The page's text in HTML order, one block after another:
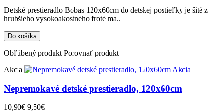
Detské prestieradlo Bobas 120x60cm do detskej postieľky je šité z
hrubšieho vysokoakostného froté ma..
Obľúbený produkt Porovnať produkt
Akcia
Akcia
Nepremokavé detské prestieradlo, 120x60cm
10,90€ 9,50€